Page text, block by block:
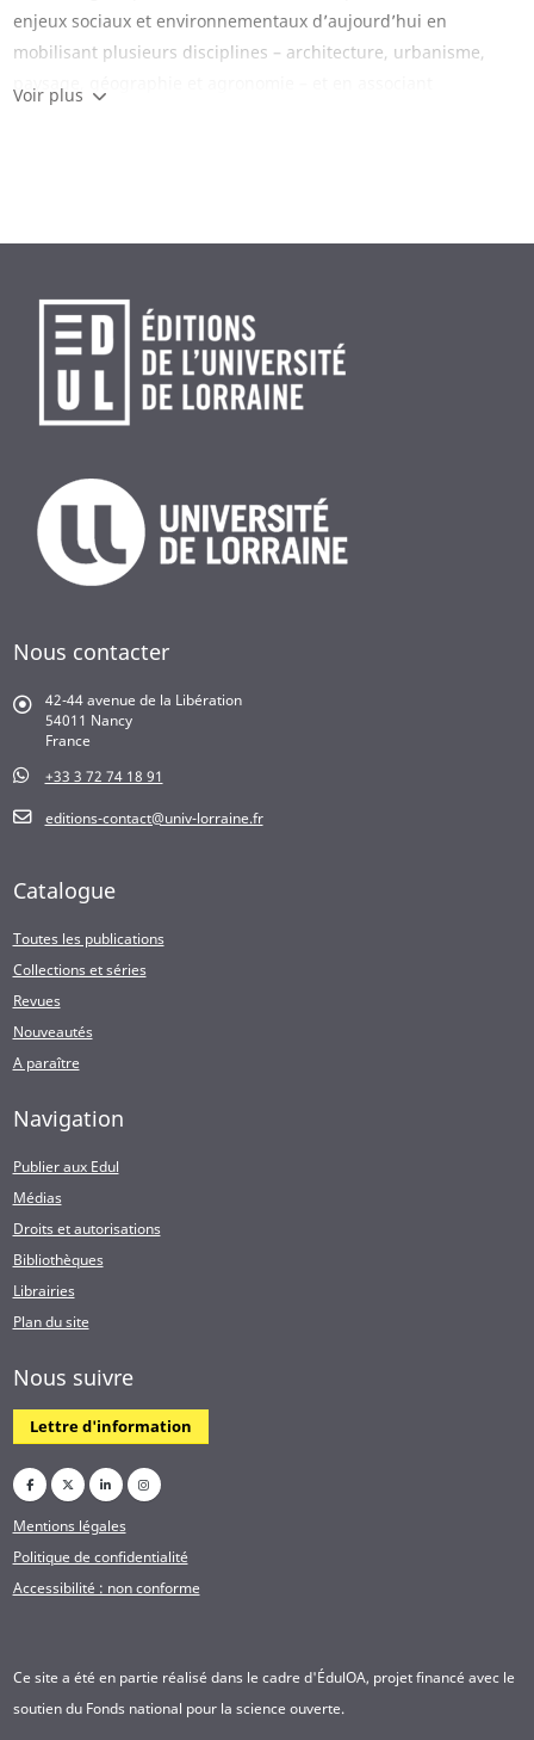
enjeux sociaux et environnementaux d’aujourd’hui en
mobilisant plusieurs disciplines – architecture, urbanisme,
paysage, géographie et agronomie – et en associant
amplifiée par les différences de gouvernance, de fiscalité, de
deuxième partie expose les hypothèses formulées par les
étudiants du master 2 « Architecture, ville et territoire » de
l’École nationale supérieure d’architecture de Nancy autour
d’un projet territorial, urbain, architectural et paysager. À
travers des projections à l’horizon 2050, il s’agit de proposer
du lotissement pavillonnaire. La troisième partie présente une
synthèse de trois expérimentations situées. Enfin, la quatrième
partie de l’ouvrage dessine les contours d’une approche agri-
urbanistique en interrogeant la place symbolique et
Voir plus
Nous contacter
42-44 avenue de la Libération
54011 Nancy
France
+33 3 72 74 18 91
editions-contact@univ-lorraine.fr
Catalogue
Toutes les publications
Collections et séries
Revues
Nouveautés
A paraître
Navigation
Publier aux Edul
Médias
Droits et autorisations
Bibliothèques
Librairies
Plan du site
Nous suivre
Lettre d'information
Mentions légales
Politique de confidentialité
Accessibilité : non conforme
Ce site a été en partie réalisé dans le cadre d'ÉdulOA, projet financé avec le
soutien du Fonds national pour la science ouverte.